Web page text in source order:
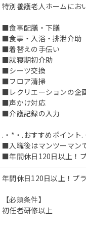
特別養護老人ホームにお
■食事配膳・下膳
■食事・入浴・排泄介助
■着替えの手伝い
■就寝期初介助
■シーツ交換
■フロア清掃
■レクリエーションの企
■声かけ対応
■介護記録の入力
.・*・.おすすめポイント.
■入職後はマンツーマン
■年間休日120日以上！
年間休日120日以上！プ
【必須条件】
初任者研修以上